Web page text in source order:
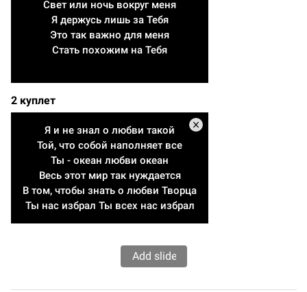
Свет или ночь вокруг меня
Я держусь лишь за Тебя
Это так важно для меня
Стать похожим на Тебя
2 куплет
Я и не знал о любви такой
Той, что собой наполняет все
Ты - океан любви океан
Весь этот мир так нуждается
В том, чтобы знать о любви Творца
Ты нас избрал Ты всех нас избрал